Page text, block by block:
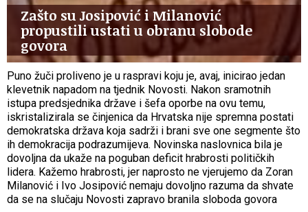
Zašto su Josipović i Milanović
propustili ustati u obranu slobode
govora
Puno žuči proliveno je u raspravi koju je, avaj, inicirao jedan
klevetnik napadom na tjednik Novosti. Nakon sramotnih
istupa predsjednika države i šefa oporbe na ovu temu,
iskristalizirala se činjenica da Hrvatska nije spremna postati
demokratska država koja sadrži i brani sve one segmente što
ih demokracija podrazumijeva. Novinska naslovnica bila je
dovoljna da ukaže na poguban deficit hrabrosti političkih
lidera. Kažemo hrabrosti, jer naprosto ne vjerujemo da Zoran
Milanović i Ivo Josipović nemaju dovoljno razuma da shvate
da se na slučaju Novosti zapravo branila sloboda govora